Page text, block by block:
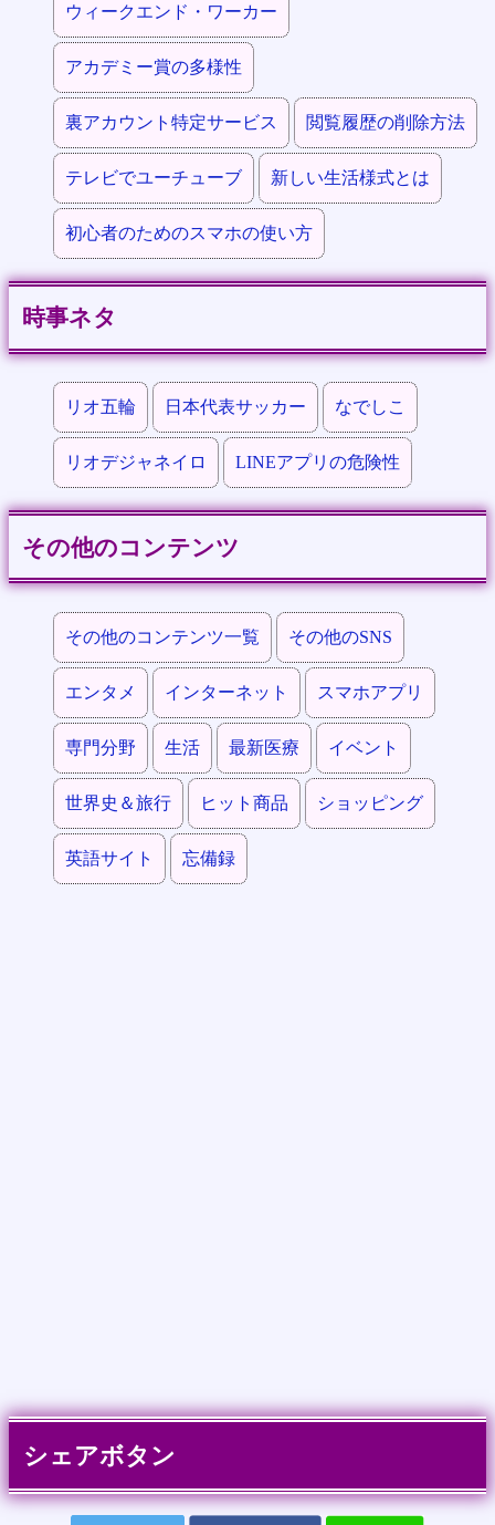
ウィークエンド・ワーカー
アカデミー賞の多様性
裏アカウント特定サービス 閲覧履歴の削除方法
テレビでユーチューブ 新しい生活様式とは
初心者のためのスマホの使い方
時事ネタ
リオ五輪 日本代表サッカー なでしこ
リオデジャネイロ LINEアプリの危険性
その他のコンテンツ
その他のコンテンツ一覧 その他のSNS
エンタメ インターネット スマホアプリ
専門分野 生活 最新医療 イベント
世界史＆旅行 ヒット商品 ショッピング
英語サイト 忘備録
シェアボタン